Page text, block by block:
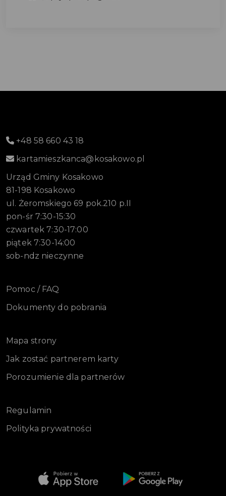
+48 58 660 43 18
kartamieszkanca@kosakowo.pl
Urząd Gminy Kosakowo
81-198 Kosakowo
ul. Żeromskiego 69 pok.210 p.II
pon-śr 7:30-15:30
czwartek 7:30-17:00
piątek 7:30-14:00
sob-ndz nieczynne
Pomoc / FAQ
Dokumenty do pobrania
Mapa strony
Jak zostać partnerem karty
Porozumienie dla partnerów
Regulamin
Polityka prywatności